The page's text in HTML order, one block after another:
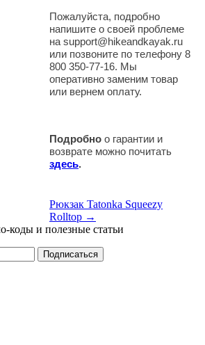
Пожалуйста, подробно
напишите о своей проблеме
на support@hikeandkayak.ru
или позвоните по телефону 8
800 350-77-16. Мы
оперативно заменим товар
или вернем оплату.
Подробно о гарантии и
возврате можно почитать
здесь.
Рюкзак Tatonka Squeezy
Rolltop →
коды и полезные статьи